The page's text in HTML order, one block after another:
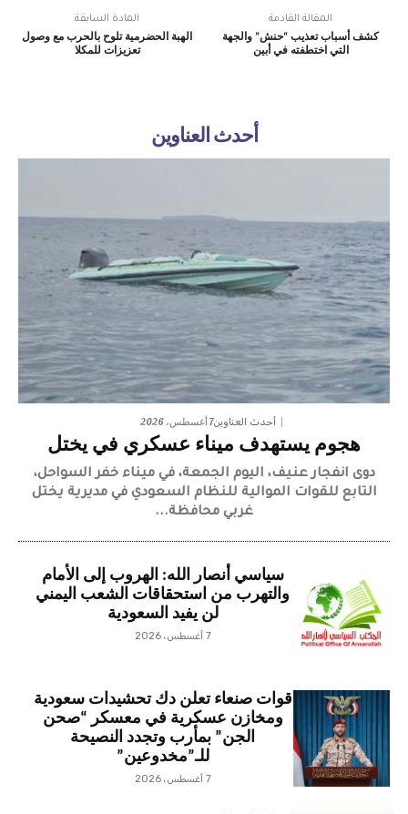
المادة السابقة
الهبة الحضرمية تلوح بالحرب مع وصول
تعزيزات للمكلا
المقالة القادمة
كشف أسباب تعذيب “حنش” والجهة
التي اختطفته في أبين
أحدث العناوين
أحدث العناوين7 أغسطس، 2026
هجوم يستهدف ميناء عسكري في يختل
دوى انفجار عنيف، اليوم الجمعة، في ميناء خفر السواحل،
التابع للقوات الموالية للنظام السعودي في مديرية يختل
غربي محافظة...
سياسي أنصار الله: الهروب إلى الأمام
والتهرب من استحقاقات الشعب اليمني
لن يفيد السعودية
7 أغسطس، 2026
قوات صنعاء تعلن دك تحشيدات سعودية
ومخازن عسكرية في معسكر “صحن
الجن” بمأرب وتجدد النصيحة
للـ”مخدوعين”
7 أغسطس، 2026